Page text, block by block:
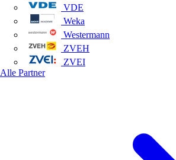
VDE
Weka
Westermann
ZVEH
ZVEI
Alle Partner